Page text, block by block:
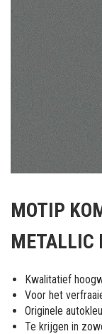
het
van
afbeeldingen-
gallerij
MOTIP
METALLIC
Kwalitatief
Voor het
Originele
Te krijgen in